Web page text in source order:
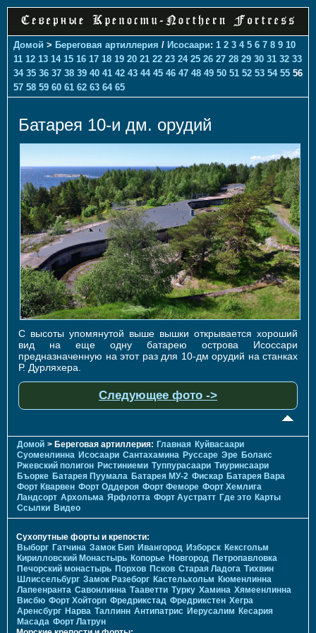
Домой > Береговая артиллерия / Исосаари: 1 2 3 4 5 6 7 8 9 10
11 12 13 14 15 16 17 18 19 20 21 22 23 24 25 26 27 28 29 30 31 32 33
34 35 36 37 38 39 40 41 42 43 44 45 46 47 48 49 50 51 52 53 54 55 56
57 58 59 60 61 62 63 64 65
Батарея 10-и дм. орудий
С высоты упомянутой выше вышки открывается хороший
вид на еще одну батарею острова Исоссари
предназначенную на этот раз для 10-дм орудий на станках
Р. Дурляхера.
Следующее фото ->
Домой > Береговая артиллерия: Главная Куйвасаари
Суоменлиннa Исосаари Сантахамина Руссаре Эре Болакс
Ржевский полигон Ристиниеми Туппурасаари Тиуринсаари
Бъорке Батарея Пуумала Батарея МУ-2 Фискар Батарея Вара
Форт Кварвен Форт Оддероя Форт Феморе Форт Хемлига
Ландсорт Архольма Ярфлотта Форт Аустратт Где это Карты
Ссылки Видео
Сухопутные форты и крепости:
Выборг Гатчина Замок Бип Ивангород Изборск Кексгольм
Кирилловский Монастырь Копорье Новгород Петропавловка
Печорcкий монастырь Порхов Псков Старая Ладога Тихвин
Шлиссельбург Замок Разеборг Кастельхольм Кюменлинна
Лапеенранта Савонлинна Тааветти Турку Хамина Хямеенлинна
Висбю Форт Хойторп Фредрикстад Фредрикстен Хегра
Аренсбург Нарва Таллинн Антипатрис Иерусалим Кесария
Масада Форт Латрун